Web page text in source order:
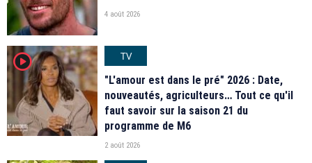
4 août 2026
player2
TV
"L'amour est dans le pré" 2026 : Date,
nouveautés, agriculteurs… Tout ce qu'il
faut savoir sur la saison 21 du
programme de M6
2 août 2026